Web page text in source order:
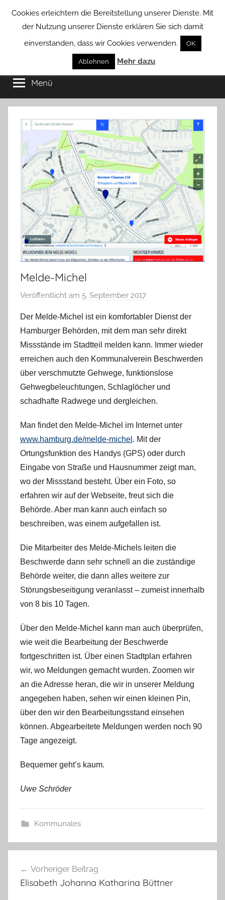
Borstel
von
Groß
Borstel
Menü
Melde-Michel
Veröffentlicht am 5. September 2017
n
H
a
n
n
e
l
r
e
K
a
l
Der Melde-Michel ist ein komfortabler Dienst der
Hamburger Behörden, mit dem man sehr direkt
Missstände im Stadtteil melden kann. Immer wieder
erreichen auch den Kommunalverein Beschwerden
über verschmutzte Gehwege, funktionslose
Gehwegbeleuchtungen, Schlaglöcher und
schadhafte Radwege und dergleichen.
Man findet den Melde-Michel im Internet unter
www.hamburg.de/melde-michel . Mit der
Ortungsfunktion des Handys (GPS) oder durch
Eingabe von Straße und Hausnummer zeigt man,
wo der Missstand besteht. Über ein Foto, so
erfahren wir auf der Webseite, freut sich die
Behörde. Aber man kann auch einfach so
beschreiben, was einem aufgefallen ist.
Die Mitarbeiter des Melde-Michels leiten die
Beschwerde dann sehr schnell an die zuständige
Behörde weiter, die dann alles weitere zur
Störungsbeseitigung veranlasst – zumeist innerhalb
von 8 bis 10 Tagen.
Über den Melde-Michel kann man auch überprüfen,
wie weit die Bearbeitung der Beschwerde
fortgeschritten ist. Über einen Stadtplan erfahren
wir, wo Meldungen gemacht wurden. Zoomen wir
an die Adresse heran, die wir in unserer Meldung
angegeben haben, sehen wir einen kleinen Pin,
über den wir den Bearbeitungsstand einsehen
können. Abgearbeitete Meldungen werden noch 90
Tage angezeigt.
Bequemer geht’s kaum.
Uwe Schröder
Kommunales
Vorheriger Beitrag
Elisabeth Johanna Katharina Büttner
Cookies erleichtern die Bereitstellung unserer Dienste. Mit
der Nutzung unserer Dienste erklären Sie sich damit
einverstanden, dass wir Cookies verwenden.
OK
Ablehnen Mehr dazu